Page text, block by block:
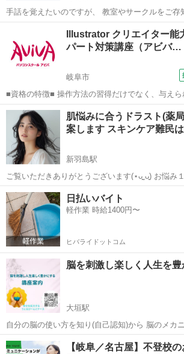
手話を覚えたいのですが、 教室やサークルをご存
すか？
可児市 サークル
Illustrator クリエイター能
パート対策講座（アビバ…
岐阜市
■資格の特徴■ 操作方法の習得だけでなく、与え
スムーズに行う力が試されることが特長です。実
つけることができるため、多くの方が受験されています。
徴■ Illustratorク...
岐阜 岐阜市 その他
肌悩みに合うドラスト(薬
案します スキンケア難民
新羽島駅
ご覧いただきありがとうございます(⋆ᴗ͈ˬᴗ͈) お悩み１つに対してワンコ
イン！500円です( ◜ᴗ◝ ) お肌悩みをカウンセリン
りの商品をご提案します- ̗̀ ( ˶'ᵕ'˶) ̖́- ご提案す...
岐阜 安八郡 新羽島駅
日払いバイト
軽作業 時給1400円〜
ヒバライドットコム
脳を刺激し楽しく人生を
大垣駅
自分の脳の使い方を知り(自己認知)から 脳のメカ
思考の創り方を知り自己肯定感を高め 未来思考に
なりたい自分になりアイデンティティ確立する 4講座 大学教授監
岐阜 大垣市 大垣駅 心理学 講座
【岐阜／名古屋】不登校